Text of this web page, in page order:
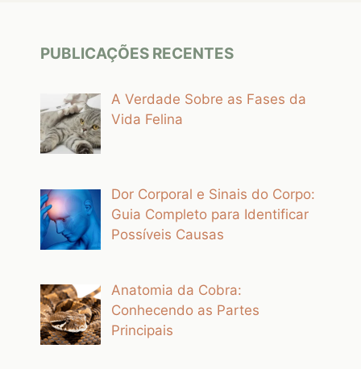
PUBLICAÇÕES RECENTES
A Verdade Sobre as Fases da
Vida Felina
Dor Corporal e Sinais do Corpo:
Guia Completo para Identificar
Possíveis Causas
Anatomia da Cobra:
Conhecendo as Partes
Principais